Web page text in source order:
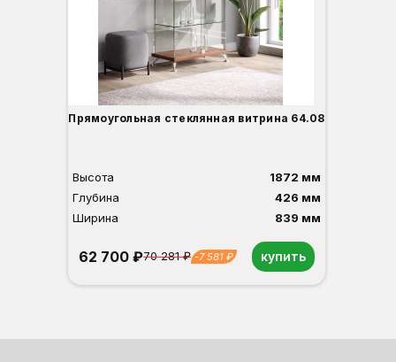
Прямоугольная стеклянная витрина 64.08
Высота
1872 мм
Глубина
426 мм
Ширина
839 мм
62 700 ₽70 281 ₽ -7 581 ₽ купить